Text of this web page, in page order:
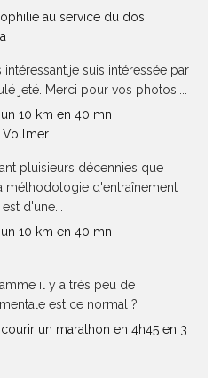
au service du dos
suis intéressée par
jeté. Merci pour vos photos,...
10 km en 40 mn
Vollmer
pluisieurs décennies que
méthodologie d'entraînement
d'une...
10 km en 40 mn
il y a très peu de
est ce normal ?
un marathon en 4h45 en 3